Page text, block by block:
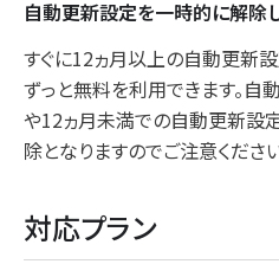
自動更新設定を一時的に解除
すぐに12ヵ月以上の自動更新
ずっと無料を利用できます。
や12ヵ月未満での自動更新設
除となりますのでご注意くださ
対応プラン